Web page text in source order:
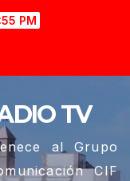
PM
TV
al Grupo
CIF